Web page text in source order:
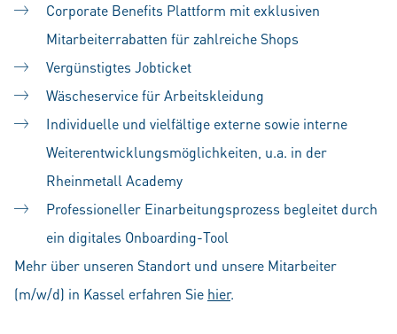
Corporate Benefits Plattform mit exklusiven
Mitarbeiterrabatten für zahlreiche Shops
Vergünstigtes Jobticket
Wäscheservice für Arbeitskleidung
Individuelle und vielfältige externe sowie interne
Weiterentwicklungsmöglichkeiten, u.a. in der
Rheinmetall Academy
Professioneller Einarbeitungsprozess begleitet durch
ein digitales Onboarding-Tool
Mehr über unseren Standort und unsere Mitarbeiter
(m/w/d) in Kassel erfahren Sie hier.